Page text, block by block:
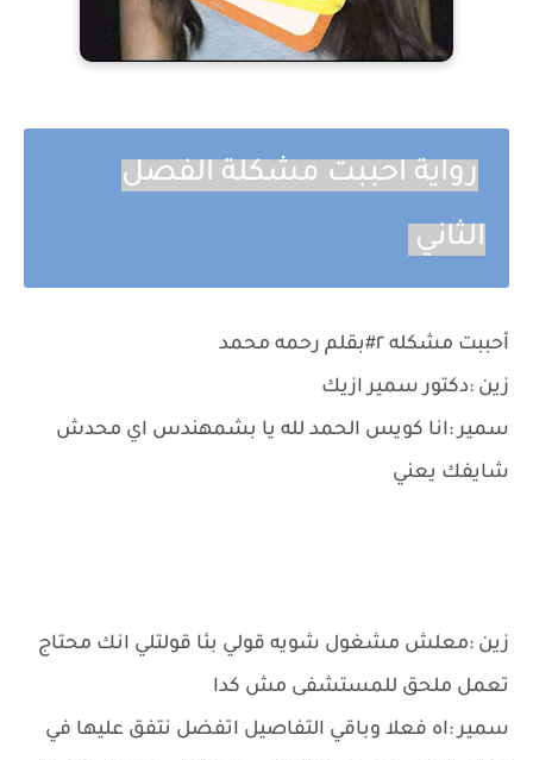
رواية احببت مشكلة الفصل
الثاني
أحببت مشكله ٢#بقلم رحمه محمد
زين :دكتور سمير ازيك
سمير :انا كويس الحمد لله يا بشمهندس اي محدش
شايفك يعني
زين :معلش مشغول شويه قولي بئا قولتلي انك محتاج
تعمل ملحق للمستشفى مش كدا
سمير :اه فعلا وباقي التفاصيل اتفضل نتفق عليها في